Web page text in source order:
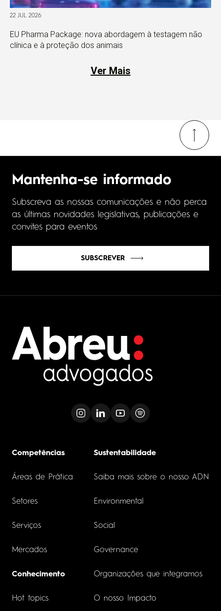
22 JUL 2026
EU Pharma Package: nova abordagem à testagem não
clínica e à proteção dos animais
Ver Mais
Mantenha-se informado
Subscreva as nossas comunicações e não perca
as últimas novidades legislativas, publicações e
convites para eventos
SUBSCREVER
Competências
Áreas de Prática
Setores
Serviços
Mercados
Conhecimento
Hot topics
Sustentabilidade
Saiba mais sobre o nosso ADN
Environmental
Social
Governance
Organizações que integramos
O nosso Impacto